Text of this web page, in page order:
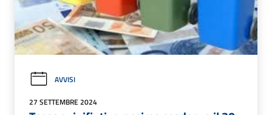
AVVISI
27 SETTEMBRE 2024